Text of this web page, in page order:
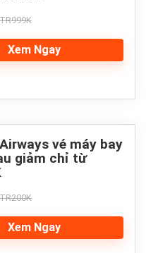
Xem Ngay
vé máy bay
giảm chỉ từ
Xem Ngay